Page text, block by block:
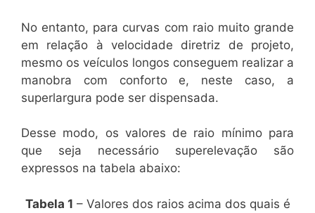
No entanto, para curvas com raio muito grande
em relação à velocidade diretriz de projeto,
mesmo os veículos longos conseguem realizar a
manobra com conforto e, neste caso, a
superlargura pode ser dispensada.
Desse modo, os valores de raio mínimo para
que seja necessário superelevação são
expressos na tabela abaixo:
Tabela 1 – Valores dos raios acima dos quais é